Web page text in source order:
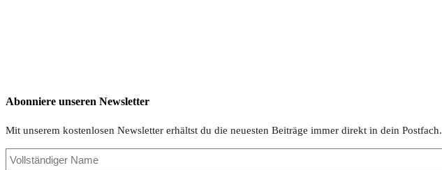
Abonniere unseren Newsletter
Mit unserem kostenlosen Newsletter erhältst du die neuesten Beiträge immer direkt in dein Postfach.